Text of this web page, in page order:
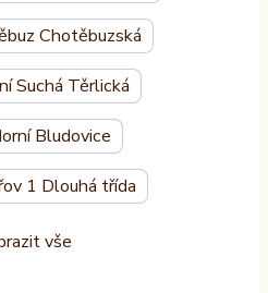
Chotěbuzská
Suchá Těrlická
Bludovice
1 Dlouhá třída
vše